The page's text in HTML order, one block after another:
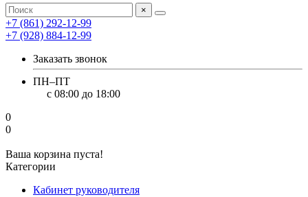
×
+7 (861) 292-12-99
+7 (928) 884-12-99
Заказать звонок
ПН–ПТ
с 08:00 до 18:00
0
0
Ваша корзина пуста!
Категории
Кабинет руководителя